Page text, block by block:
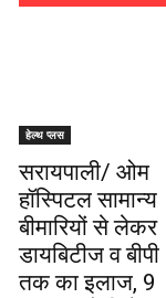
हेल्थ प्लस
सरायपाली/ ओम
हॉस्पिटल सामान्य
बीमारियों से लेकर
डायबिटीज व बीपी
तक का इलाज, 9